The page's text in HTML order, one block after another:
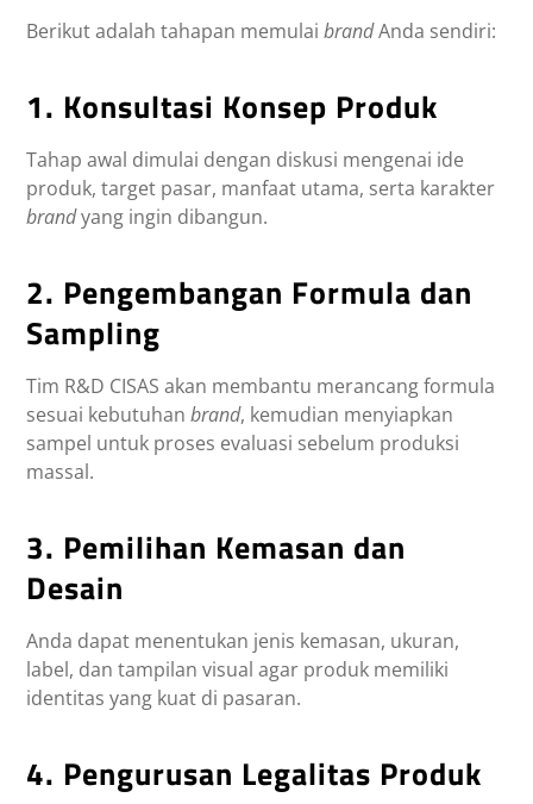
Berikut adalah tahapan memulaibrandAnda sendiri:
1. Konsultasi Konsep Produk
Tahap awal dimulai dengan diskusi mengenai ide
produk, target pasar, manfaat utama, serta karakter
brandyang ingin dibangun.
2. Pengembangan Formula dan
Sampling
Tim R&D CISAS akan membantu merancang formula
sesuai kebutuhan brand, kemudian menyiapkan
sampel untuk proses evaluasi sebelum produksi
massal.
3. Pemilihan Kemasan dan
Desain
Anda dapat menentukan jenis kemasan, ukuran,
label, dan tampilan visual agar produk memiliki
identitas yang kuat di pasaran.
4. Pengurusan Legalitas Produk